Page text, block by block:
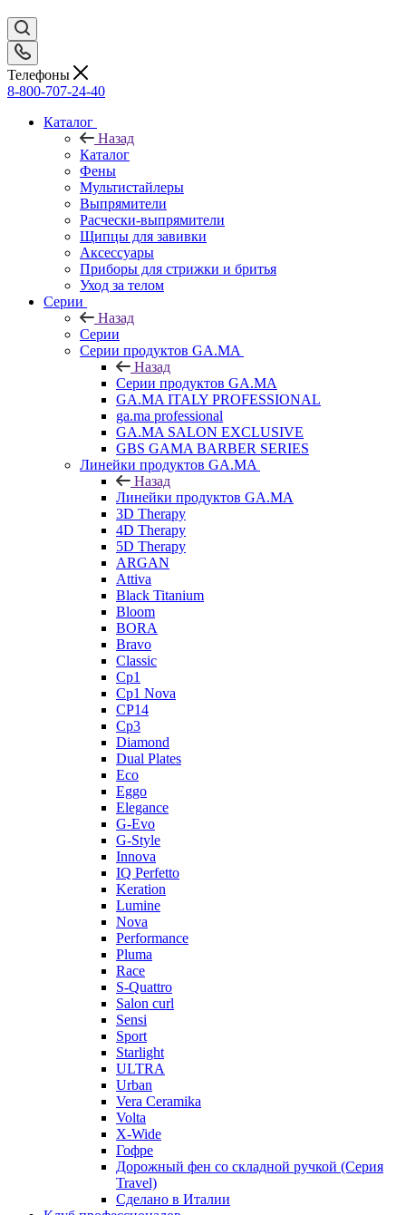
Телефоны
8-800-707-24-40
Каталог
Назад
Каталог
Фены
Мультистайлеры
Выпрямители
Расчески-выпрямители
Щипцы для завивки
Аксессуары
Приборы для стрижки и бритья
Уход за телом
Серии
Назад
Серии
Серии продуктов GA.MA
Назад
Серии продуктов GA.MA
GA.MA ITALY PROFESSIONAL
ga.ma professional
GA.MA SALON EXCLUSIVE
GBS GAMA BARBER SERIES
Линейки продуктов GA.MA
Назад
Линейки продуктов GA.MA
3D Therapy
4D Therapy
5D Therapy
ARGAN
Attiva
Black Titanium
Bloom
BORA
Bravo
Classic
Cp1
Cp1 Nova
CP14
Cp3
Diamond
Dual Plates
Eco
Eggo
Elegance
G-Evo
G-Style
Innova
IQ Perfetto
Keration
Lumine
Nova
Performance
Pluma
Race
S-Quattro
Salon curl
Sensi
Sport
Starlight
ULTRA
Urban
Vera Ceramika
Volta
X-Wide
Гофре
Дорожный фен со складной ручкой (Серия
Travel)
Сделано в Италии